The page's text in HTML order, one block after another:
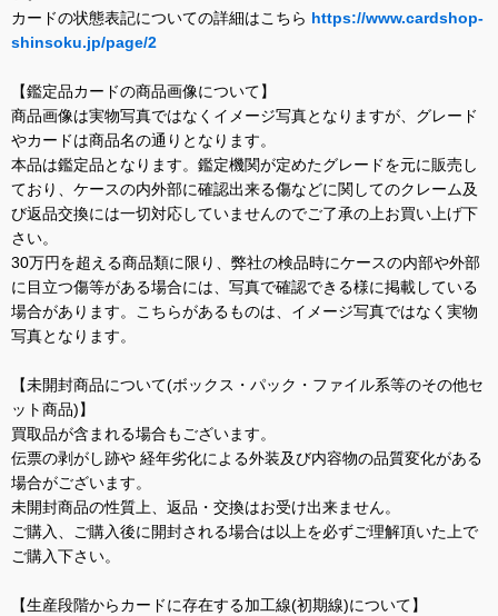
カードの状態表記についての詳細はこちら https://www.cardshop-
shinsoku.jp/page/2
【鑑定品カードの商品画像について】
商品画像は実物写真ではなくイメージ写真となりますが、グレード
やカードは商品名の通りとなります。
本品は鑑定品となります。鑑定機関が定めたグレードを元に販売し
ており、ケースの内外部に確認出来る傷などに関してのクレーム及
び返品交換には一切対応していませんのでご了承の上お買い上げ下
さい。
30万円を超える商品類に限り、弊社の検品時にケースの内部や外部
に目立つ傷等がある場合には、写真で確認できる様に掲載している
場合があります。こちらがあるものは、イメージ写真ではなく実物
写真となります。
【未開封商品について(ボックス・パック・ファイル系等のその他セ
ット商品)】
買取品が含まれる場合もございます。
伝票の剥がし跡や 経年劣化による外装及び内容物の品質変化がある
場合がございます。
未開封商品の性質上、返品・交換はお受け出来ません。
ご購入、ご購入後に開封される場合は以上を必ずご理解頂いた上で
ご購入下さい。
【生産段階からカードに存在する加工線(初期線)について】